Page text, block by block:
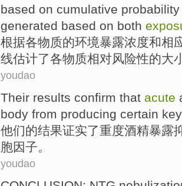
based on cumulative probability
generated based on both
根据各物质的环境暴露浓度和相
线估计了各物质相对风险性的大
youdao
Their results confirm that acute
body from producing certain
他们的结果证实了重度酒精暴露
胞因子。
youdao